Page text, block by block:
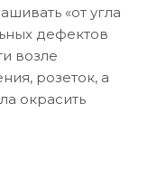
«от угла
дефектов
возле
розеток, а
окрасить